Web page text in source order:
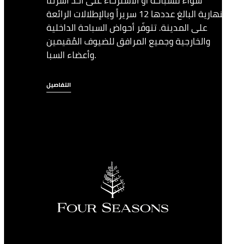
النهارية البالغ عددها 12 سريراً وبالإطلالات الرائعة
على المدينة. تتوفّر أحواض السباحة الداخلية
والخارجية وجميع المرافق للضيوف المُقيمين
وأعضاء السبا.
التفاصيل